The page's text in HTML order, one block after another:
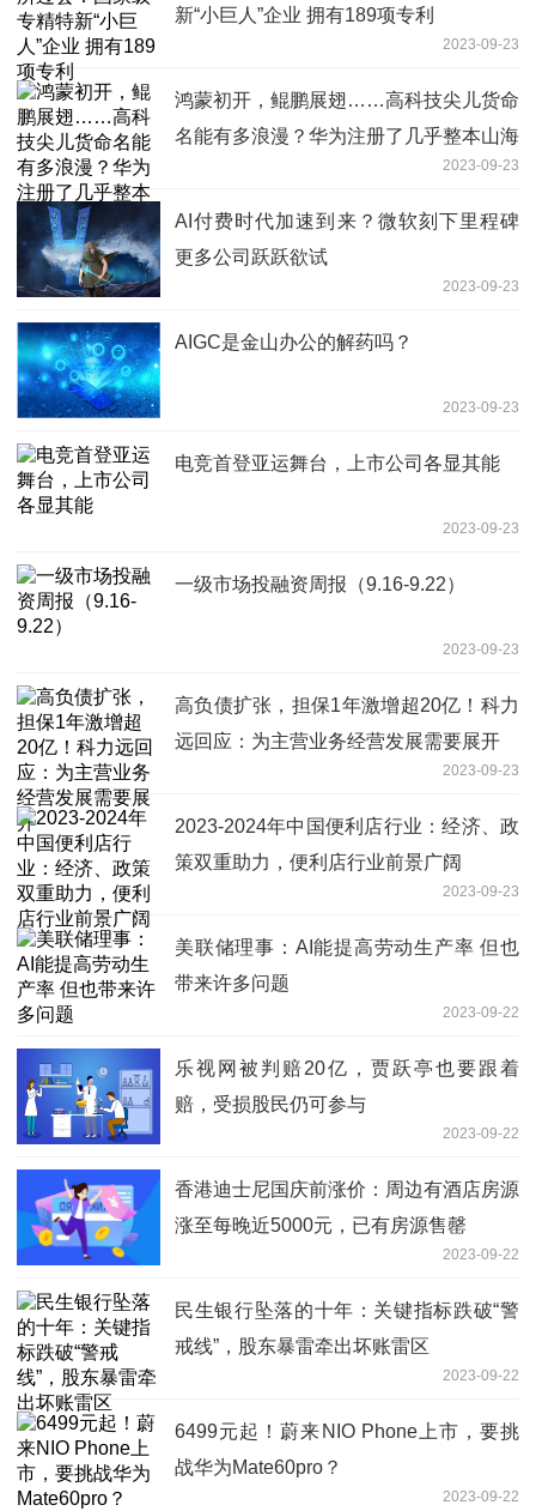
新“小巨人”企业 拥有189项专利
2023-09-23
鸿蒙初开，鲲鹏展翅……高科技尖儿货命
名能有多浪漫？华为注册了几乎整本山海
2023-09-23
AI付费时代加速到来？微软刻下里程碑
更多公司跃跃欲试
2023-09-23
AIGC是金山办公的解药吗？
2023-09-23
电竞首登亚运舞台，上市公司各显其能
2023-09-23
一级市场投融资周报（9.16-9.22）
2023-09-23
高负债扩张，担保1年激增超20亿！科力
远回应：为主营业务经营发展需要展开
2023-09-23
2023-2024年中国便利店行业：经济、政
策双重助力，便利店行业前景广阔
2023-09-23
美联储理事：AI能提高劳动生产率 但也
带来许多问题
2023-09-22
乐视网被判赔20亿，贾跃亭也要跟着
赔，受损股民仍可参与
2023-09-22
香港迪士尼国庆前涨价：周边有酒店房源
涨至每晚近5000元，已有房源售罄
2023-09-22
民生银行坠落的十年：关键指标跌破“警
戒线”，股东暴雷牵出坏账雷区
2023-09-22
6499元起！蔚来NIO Phone上市，要挑
战华为Mate60pro？
2023-09-22